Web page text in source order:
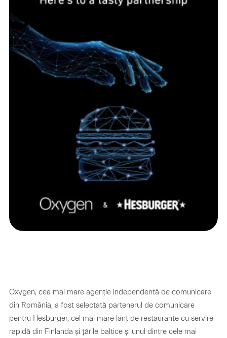
Oxygen, cea mai mare agenție independentă de comunicare
din România, a fost selectată partenerul de comunicare
pentru Hesburger, cel mai mare lanț de restaurante cu servire
rapidă din Finlanda și țările baltice și unul dintre cele mai